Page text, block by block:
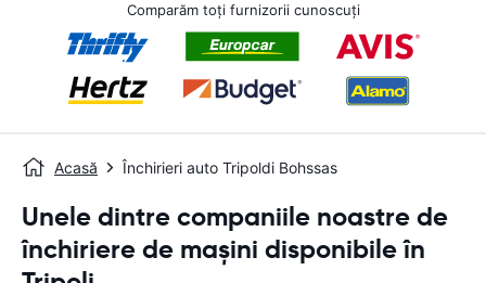
Comparăm toți furnizorii cunoscuți
Acasă Închirieri auto Tripoldi Bohssas
Unele dintre companiile noastre de
închiriere de mașini disponibile în